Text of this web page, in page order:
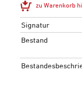
zu Warenkorb
Signatur
Bestand